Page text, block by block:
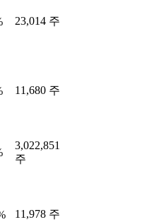
23,014 주
11,680 주
3,022,851
주
11,978 주